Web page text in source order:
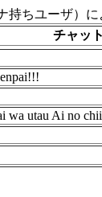
ちユーザ）
チャッ
wa utau Ai no